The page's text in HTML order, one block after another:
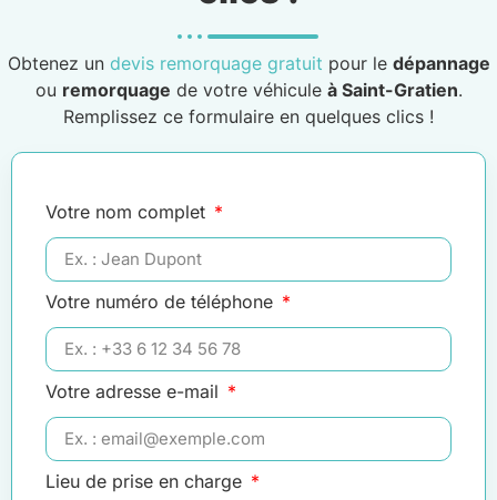
Obtenez un devis remorquage gratuit pour le dépannage
ou remorquage de votre véhicule à Saint-Gratien.
Remplissez ce formulaire en quelques clics !
Votre nom complet
Votre numéro de téléphone
Votre adresse e-mail
Lieu de prise en charge